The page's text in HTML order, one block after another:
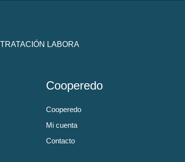
LABORA
Cooperedo
Cooperedo
Mi cuenta
Contacto